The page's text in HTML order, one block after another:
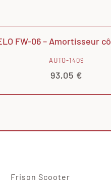
FW-06 – Amortisseur
AUTO-1409
93,05 €
Frison Scooter